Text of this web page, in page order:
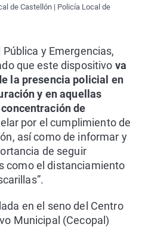
de Castellón | Policía Local de
y Emergencias,
que este dispositivo va
la presencia policial en
y en aquellas
de
por el cumplimiento de
así como de informar y
de seguir
como el distanciamiento
en el seno del Centro
Municipal (Cecopal)